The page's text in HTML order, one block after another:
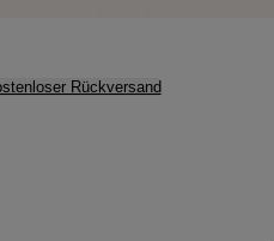
Rückversand